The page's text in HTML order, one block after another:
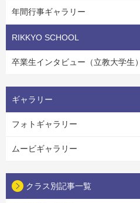
年間行事ギャラリー
RIKKYO SCHOOL
卒業生インタビュー（立教大学生）
ギャラリー
フォトギャラリー
ムービギャラリー
クラス別記事一覧